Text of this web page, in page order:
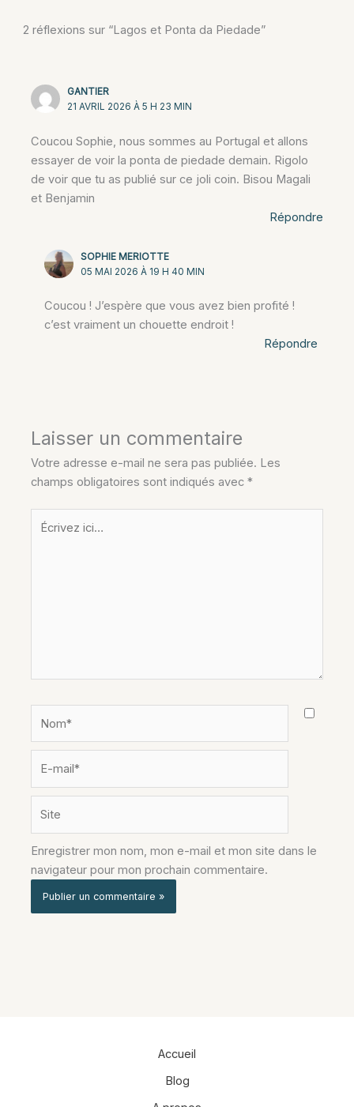
2 réflexions sur “Lagos et Ponta da Piedade”
GANTIER
21 AVRIL 2026 À 5 H 23 MIN
Coucou Sophie, nous sommes au Portugal et allons
essayer de voir la ponta de piedade demain. Rigolo
de voir que tu as publié sur ce joli coin. Bisou Magali
et Benjamin
Répondre
SOPHIE MERIOTTE
05 MAI 2026 À 19 H 40 MIN
Coucou ! J’espère que vous avez bien profité !
c’est vraiment un chouette endroit !
Répondre
Laisser un commentaire
Votre adresse e-mail ne sera pas publiée. Les
champs obligatoires sont indiqués avec*
Écrivez
ici…
Enregistrer mon nom, mon e-mail et mon site dans le
navigateur pour mon prochain commentaire.
Accueil
Blog